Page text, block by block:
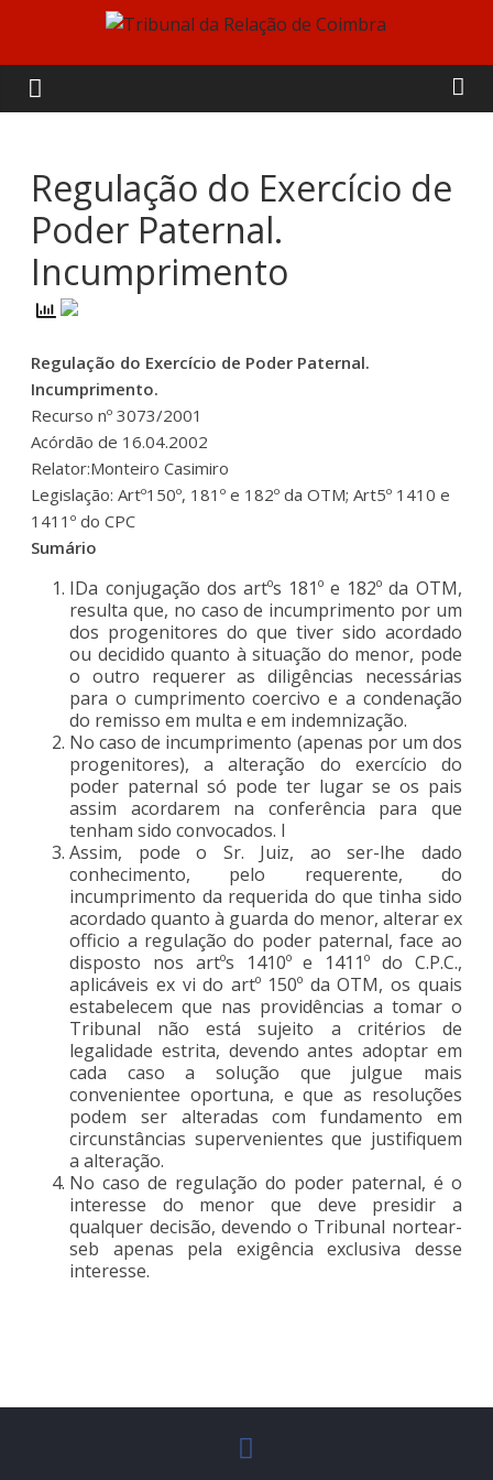
content
Tribunal
da
Relação
de
Coimbra
Regulação do Exercício de
Poder Paternal.
Incumprimento
Regulação do Exercício de Poder Paternal.
Incumprimento.
Recurso nº 3073/2001
Acórdão de 16.04.2002
Relator:Monteiro Casimiro
Legislação: Artº150º, 181º e 182º da OTM; Art5º 1410 e
1411º do CPC
Sumário
IDa conjugação dos artºs 181º e 182º da OTM,
resulta que, no caso de incumprimento por um
dos progenitores do que tiver sido acordado
ou decidido quanto à situação do menor, pode
o outro requerer as diligências necessárias
para o cumprimento coercivo e a condenação
do remisso em multa e em indemnização.
No caso de incumprimento (apenas por um dos
progenitores), a alteração do exercício do
poder paternal só pode ter lugar se os pais
assim acordarem na conferência para que
tenham sido convocados. I
Assim, pode o Sr. Juiz, ao ser-lhe dado
conhecimento, pelo requerente, do
incumprimento da requerida do que tinha sido
acordado quanto à guarda do menor, alterar ex
officio a regulação do poder paternal, face ao
disposto nos artºs 1410º e 1411º do C.P.C.,
aplicáveis ex vi do artº 150º da OTM, os quais
estabelecem que nas providências a tomar o
Tribunal não está sujeito a critérios de
legalidade estrita, devendo antes adoptar em
cada caso a solução que julgue mais
convenientee oportuna, e que as resoluções
podem ser alteradas com fundamento em
circunstâncias supervenientes que justifiquem
a alteração.
No caso de regulação do poder paternal, é o
interesse do menor que deve presidir a
qualquer decisão, devendo o Tribunal nortear-
seb apenas pela exigência exclusiva desse
interesse.